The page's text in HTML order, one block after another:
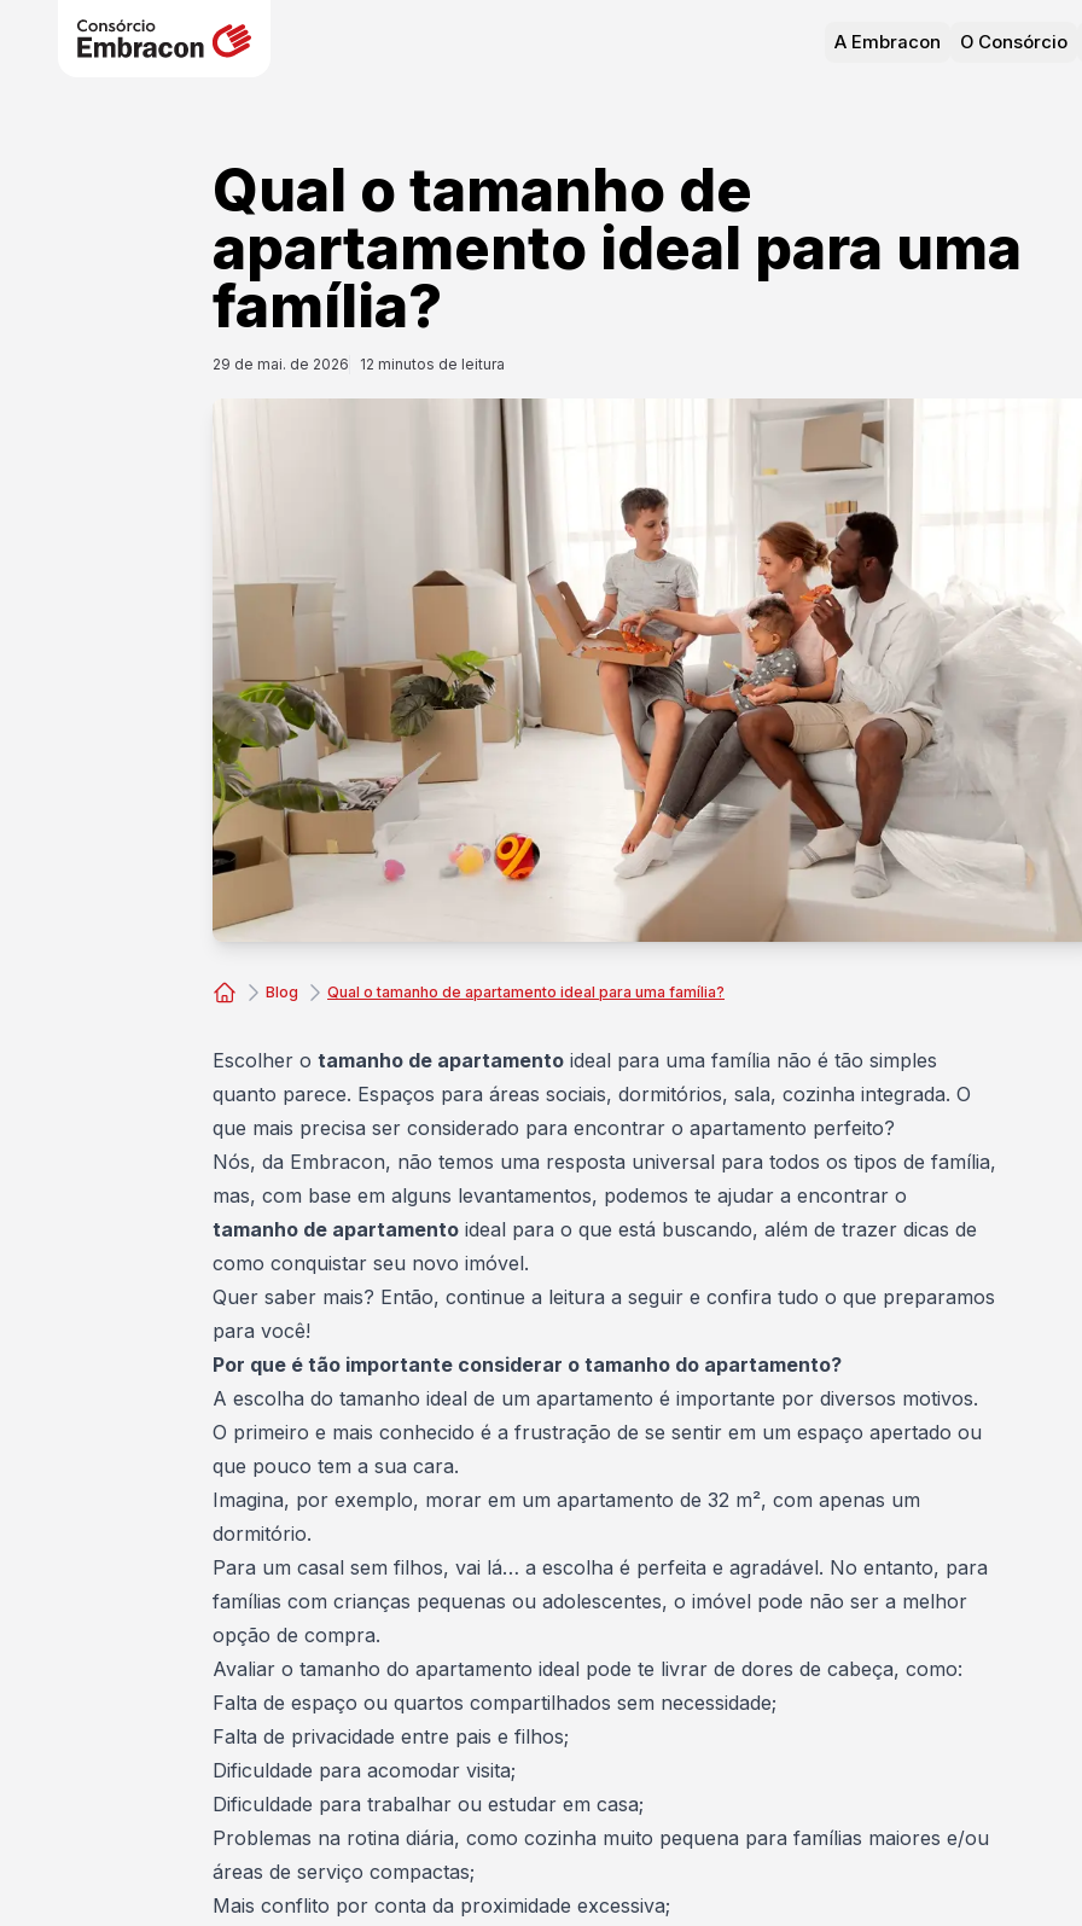
A Embracon O Consórcio
Qual o tamanho de
apartamento ideal para uma
família?
29 de mai. de 2026 12 minutos de leitura
Blog Qual o tamanho de apartamento ideal para uma família?
Escolher o tamanho de apartamento ideal para uma família não é tão simples
quanto parece. Espaços para áreas sociais, dormitórios, sala, cozinha integrada. O
que mais precisa ser considerado para encontrar o apartamento perfeito?
Nós, da Embracon, não temos uma resposta universal para todos os tipos de família,
mas, com base em alguns levantamentos, podemos te ajudar a encontrar o
tamanho de apartamento ideal para o que está buscando, além de trazer dicas de
como conquistar seu novo imóvel.
Quer saber mais? Então, continue a leitura a seguir e confira tudo o que preparamos
para você!
Por que é tão importante considerar o tamanho do apartamento?
A escolha do tamanho ideal de um apartamento é importante por diversos motivos.
O primeiro e mais conhecido é a frustração de se sentir em um espaço apertado ou
que pouco tem a sua cara.
Imagina, por exemplo, morar em um apartamento de 32 m², com apenas um
dormitório.
Para um casal sem filhos, vai lá… a escolha é perfeita e agradável. No entanto, para
famílias com crianças pequenas ou adolescentes, o imóvel pode não ser a melhor
opção de compra.
Avaliar o tamanho do apartamento ideal pode te livrar de dores de cabeça, como:
Falta de espaço ou quartos compartilhados sem necessidade;
Falta de privacidade entre pais e filhos;
Dificuldade para acomodar visita;
Dificuldade para trabalhar ou estudar em casa;
Problemas na rotina diária, como cozinha muito pequena para famílias maiores e/ou
áreas de serviço compactas;
Mais conflito por conta da proximidade excessiva;